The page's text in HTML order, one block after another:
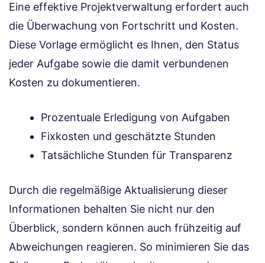
Eine effektive Projektverwaltung erfordert auch
die Überwachung von Fortschritt und Kosten.
Diese Vorlage ermöglicht es Ihnen, den Status
jeder Aufgabe sowie die damit verbundenen
Kosten zu dokumentieren.
Prozentuale Erledigung von Aufgaben
Fixkosten und geschätzte Stunden
Tatsächliche Stunden für Transparenz
Durch die regelmäßige Aktualisierung dieser
Informationen behalten Sie nicht nur den
Überblick, sondern können auch frühzeitig auf
Abweichungen reagieren. So minimieren Sie das